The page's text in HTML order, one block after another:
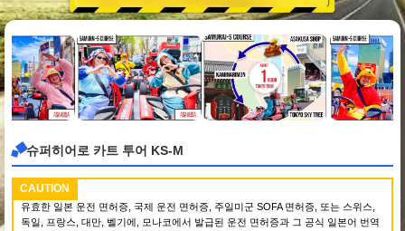
슈퍼히어로 카트 투어 KS-M
CAUTION
유효한 일본 운전 면허증, 국제 운전 면허증, 주일미군 SOFA 면허증, 또는 스위스,
독일, 프랑스, 대만, 벨기에, 모나코에서 발급된 운전 면허증과 그 공식 일본어 번역